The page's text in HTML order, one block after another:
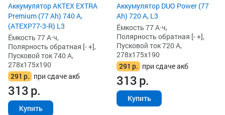
Аккумулятор AKTEX EXTRA
Premium (77 Ah) 740 А,
(ATEXP77-3-R) L3
Ёмкость 77 А·ч,
Полярность обратная [- +],
Пусковой ток 740 А,
278x175x190
291 р. при сдаче акб
313р.
Купить
Аккумулятор DUO Power (77
Ah) 720 А, L3
Ёмкость 77 А·ч,
Полярность обратная [- +],
Пусковой ток 720 А,
278x175x190
291 р. при сдаче акб
313р.
Купить